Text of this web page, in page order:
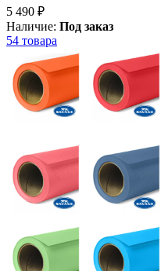
5 490 ₽
Наличие: Под заказ
54 товара